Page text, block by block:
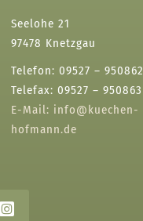
Seelohe 21
97478 Knetzgau
Telefon: 09527 – 950862
Telefax: 09527 – 950863
E-Mail: info@kuechen-
hofmann.de